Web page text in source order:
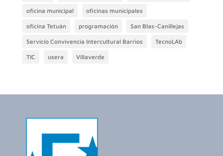
oficina municipal oficinas municipales
oficina Tetuán programación San Blas-Canillejas
Servicio Convivencia Intercultural Barrios TecnoLAb
TIC usera Villaverde